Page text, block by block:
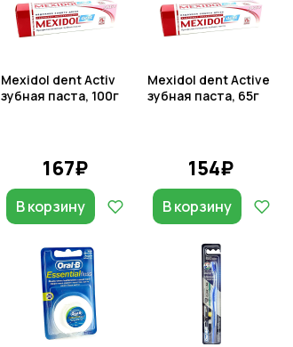
Mexidol dent Activ
зубная паста, 100г
167₽
В корзину
Mexidol dent Active
зубная паста, 65г
154₽
В корзину